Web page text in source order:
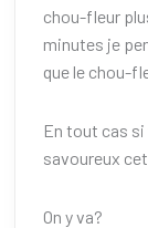
chou-fleur
minutes je
que le chou-
En tout cas si
savoureux
On y va?